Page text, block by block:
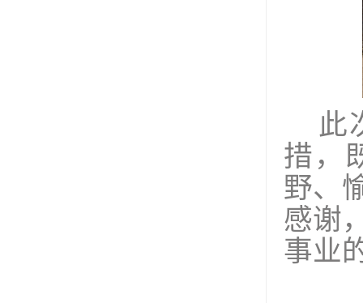
此
措，
野、
感谢
事业